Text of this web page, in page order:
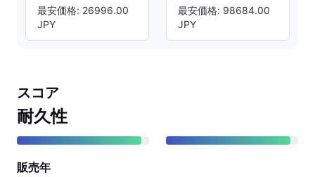
最安価格: 26996.00
JPY
最安価格: 98684.00
JPY
スコア
耐久性
販売年